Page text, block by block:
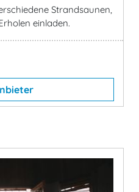
Strandsaunen,
einladen.